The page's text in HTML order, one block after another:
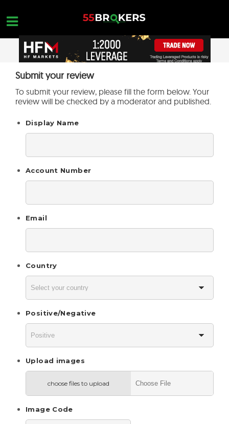
content
STARTSEITE
FOREX BROKER BEWERTUNGEN
FOREX-AUSBILDUNG
HANDELSANFRAGEN
KONTAKTIERE UNS
OPEN A FREE ACCOUNT
Nothing found...
Submit your review
To submit your review, please fill the form below. Your
review will be checked by a moderator and published.
Display Name
Account Number
Email
Country
Positive/Negative
Upload images
choose files to upload
Image Code